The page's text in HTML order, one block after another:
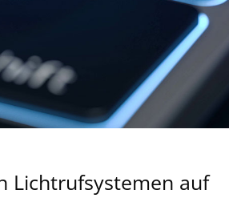
Lichtrufsystemen auf